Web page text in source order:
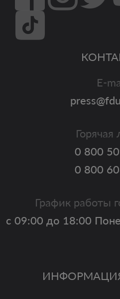
E-
Горячая
0 800
0 800
График работы
с 09:00 до 18:00